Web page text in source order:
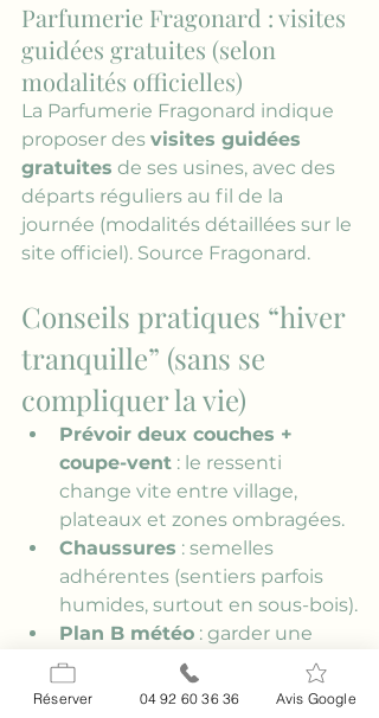
Parfumerie Fragonard : visites
guidées gratuites (selon
modalités officielles)
La Parfumerie Fragonard indique
proposer des visites guidées
gratuites de ses usines, avec des
départs réguliers au fil de la
journée (modalités détaillées sur le
site officiel). Source Fragonard.
Conseils pratiques “hiver
tranquille” (sans se
compliquer la vie)
Prévoir deux couches +
coupe-vent : le ressenti
change vite entre village,
plateaux et zones ombragées.
Chaussures : semelles
adhérentes (sentiers parfois
humides, surtout en sous-bois).
Plan B météo : garder une
grotte ou une visite à Grasse
pour les jours de pluie (Saint-
Réserver 04 92 60 36 36 Avis Google